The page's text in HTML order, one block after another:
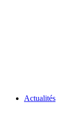
Actualités